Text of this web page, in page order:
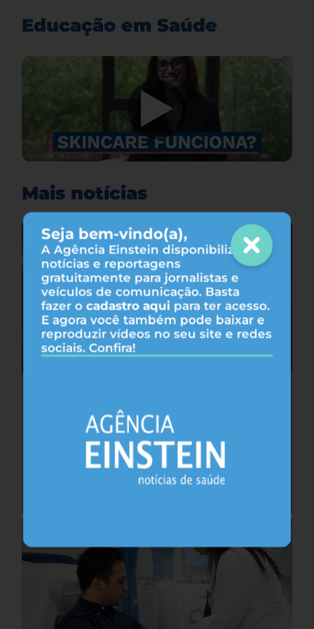
Seja bem-vindo(a),
A Agência Einstein disponibiliza
notícias e reportagens
gratuitamente para jornalistas e
veículos de comunicação. Basta
fazer o cadastro aqui para ter acesso.
E agora você também pode baixar e
reproduzir vídeos no seu site e redes
sociais. Confira!
Educação em Saúde
Mais notícias
privação do sono, sugere estudo